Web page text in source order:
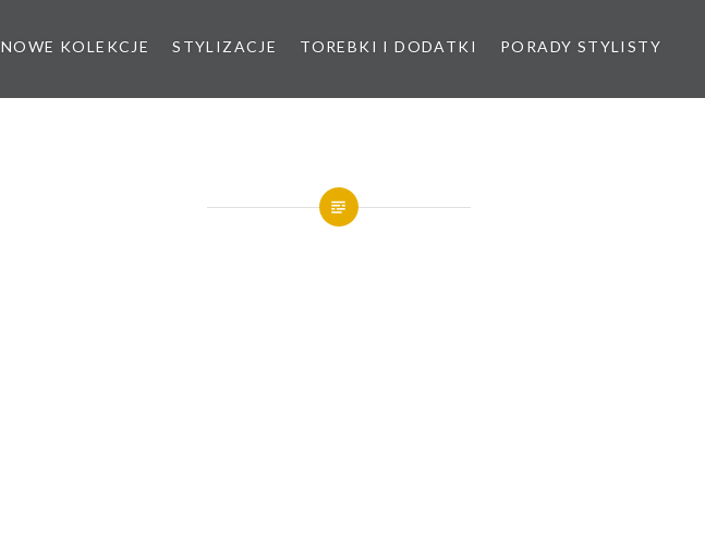
NOWE KOLEKCJE STYLIZACJE TOREBKI I DODATKI PORADY STYLISTY